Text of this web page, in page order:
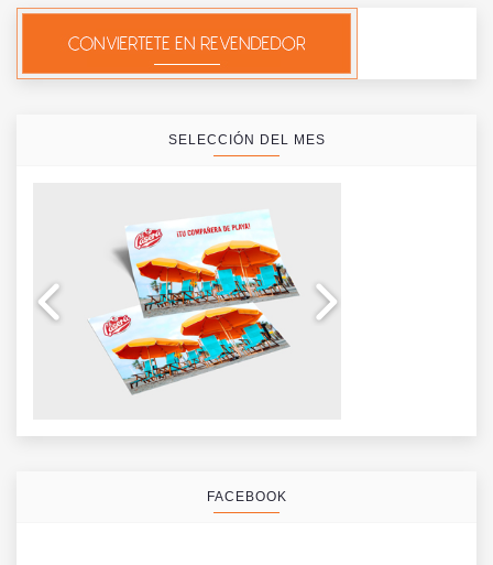
SELECCIÓN DEL MES
FACEBOOK